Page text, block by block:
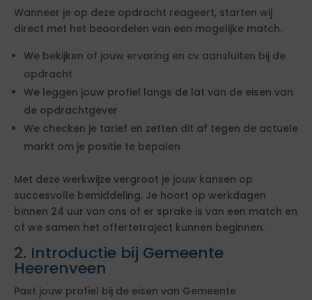
Wanneer je op deze opdracht reageert, starten wij
direct met het beoordelen van een mogelijke match.
We bekijken of jouw ervaring en cv aansluiten bij de
opdracht
We leggen jouw profiel langs de lat van de eisen van
de opdrachtgever
We checken je tarief en zetten dit af tegen de actuele
markt om je positie te bepalen
Met deze werkwijze vergroot je jouw kansen op
succesvolle bemiddeling. Je hoort op werkdagen
binnen 24 uur van ons of er sprake is van een match en
of we samen het offertetraject kunnen beginnen.
2. Introductie bij Gemeente
Heerenveen
Past jouw profiel bij de eisen van Gemeente